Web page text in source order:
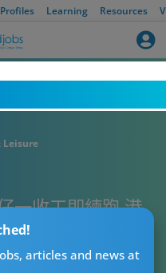
Learning Resources
articles and news at
Leisure
一收工即練跑 港
通方便 有locker